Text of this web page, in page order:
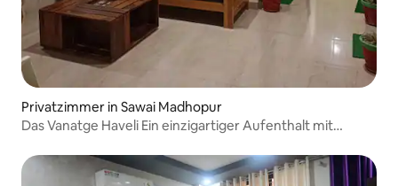
Privatzimmer in Sawai Madhopur
Das Vanatge Haveli Ein einzigartiger Aufenthalt mit